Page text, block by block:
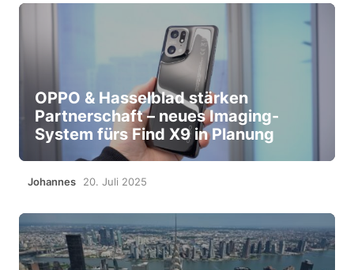
OPPO & Hasselblad stärken
Partnerschaft – neues Imaging-
System fürs Find X9 in Planung
Johannes 20. Juli 2025